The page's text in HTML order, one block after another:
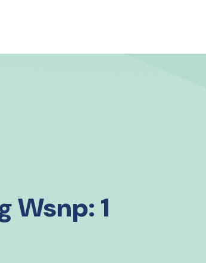
Wsnp: 1